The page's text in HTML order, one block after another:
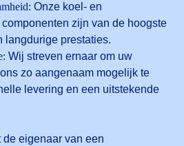
Onze koel- en
zijn van de hoogste
langdurige prestaties.
Wij streven ernaar om uw
zo aangenaam mogelijk te
levering en een uitstekende
eigenaar van een